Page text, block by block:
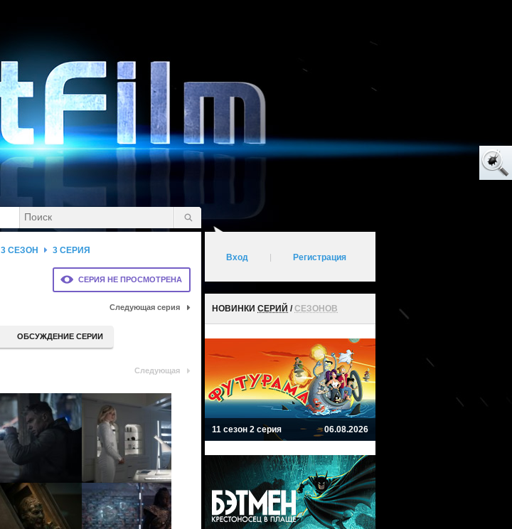
СЕРИЯ НЕ ПРОСМОТРЕНА
3 СЕЗОН 3 СЕРИЯ
Следующая серия
ОБСУЖДЕНИЕ СЕРИИ
Следующая
Вход Регистрация
НОВИНКИ СЕРИЙ /СЕЗОНОВ
11 сезон 2 серия 06.08.2026